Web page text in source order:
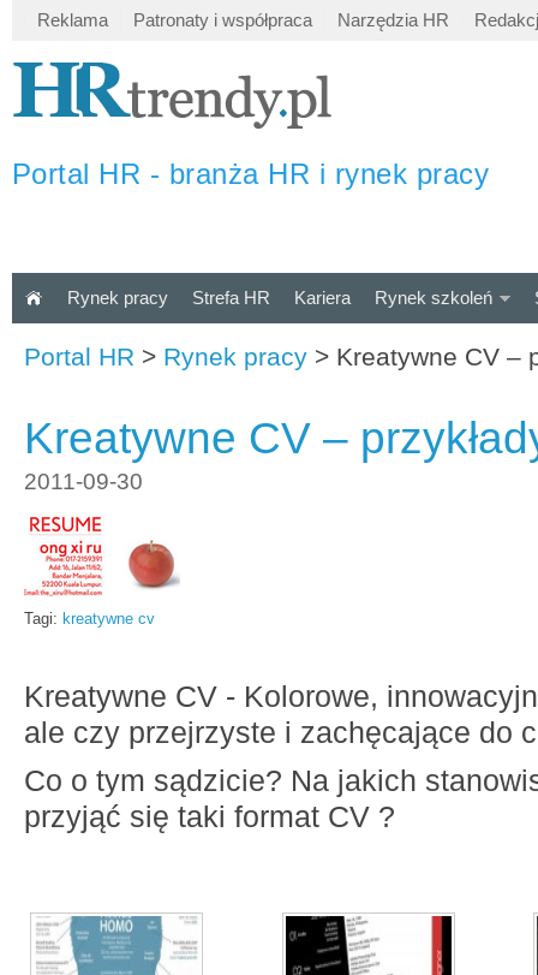
Reklama Patronaty i współpraca Narzędzia HR
Portal HR - branża HR i rynek pracy
Rynek pracy Strefa HR Kariera Rynek szkoleń
Portal HR > Rynek pracy > Kreatywne CV –
Kreatywne CV –
2011-09-30
Tagi: kreatywne cv
Kreatywne CV - Kolorowe,
ale czy przejrzyste i zachęcające do
Co o tym sądzicie? Na jakich
przyjąć się taki format CV ?